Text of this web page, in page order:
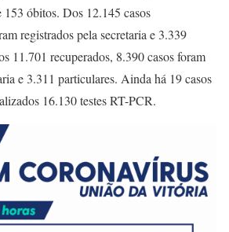
óbitos. Dos 12.145 casos
registrados pela secretaria e 3.339
11.701 recuperados, 8.390 casos foram
e 3.311 particulares. Ainda há 19 casos
16.130 testes RT-PCR.